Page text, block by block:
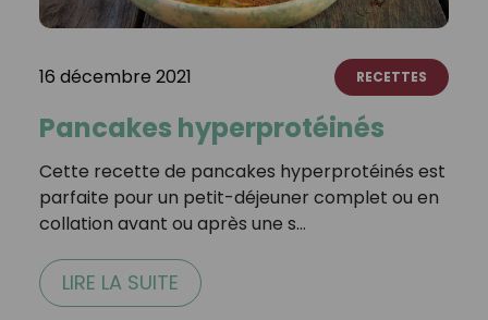
16 décembre 2021 RECETTES
Pancakes hyperprotéinés
Cette recette de pancakes hyperprotéinés est
parfaite pour un petit-déjeuner complet ou en
collation avant ou après une s…
LIRE LA SUITE